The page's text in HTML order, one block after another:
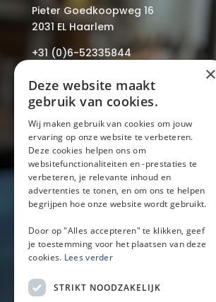
Pieter Goedkoopweg 16
2031 EL Haarlem
+31 (0)6-52335844
info@baronwheels.nl
Contact
Beschikbaarheid aanvragen
Handige links
Mobiele bar
Inspiratie
Particulier
Over ons
Locaties
×
Deze website maakt
gebruik van cookies.
Wij maken gebruik van cookies om jouw
ervaring op onze website te verbeteren.
Deze cookies helpen ons om
websitefunctionaliteiten en -prestaties te
verbeteren, je relevante inhoud en
advertenties te tonen, en om ons te helpen
begrijpen hoe onze website wordt gebruikt.
Door op "Alles accepteren" te klikken, geef
je toestemming voor het plaatsen van deze
cookies. Lees verder
STRIKT NOODZAKELIJK